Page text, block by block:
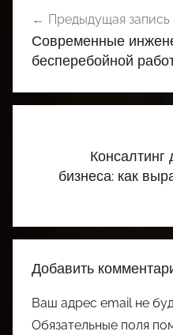
по
записям
Предыдущая запись
Современные
бесперебойной
Консалтинг
бизнеса: как
Добавить
Ваш адрес email не
Обязательные поля